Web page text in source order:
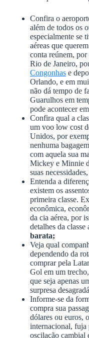
Confira o
além de todos os
especialmente se
aéreas que
conta reúnem,
Rio de Janeiro,
Congonhas e
Orlando, e em
não dá tempo de
Guarulhos em
pode acontecer
Confira qual a
um voo low cost
Unidos, por
nenhuma
com aquela sua
Mickey e Minnie
suas
Entenda a
existem os
primeira classe.
econômica,
da cia aérea, por
detalhes da classe
barata;
Veja qual
dependendo da
comprar pela
Gol em um
que seja apenas
surpresa
Informe-se da
compra sua
dólares ou euros,
internacional, fuja
oscilação cambial